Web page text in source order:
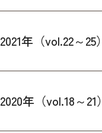
2021年（vol.22～25）
2020年（vol.18～21）